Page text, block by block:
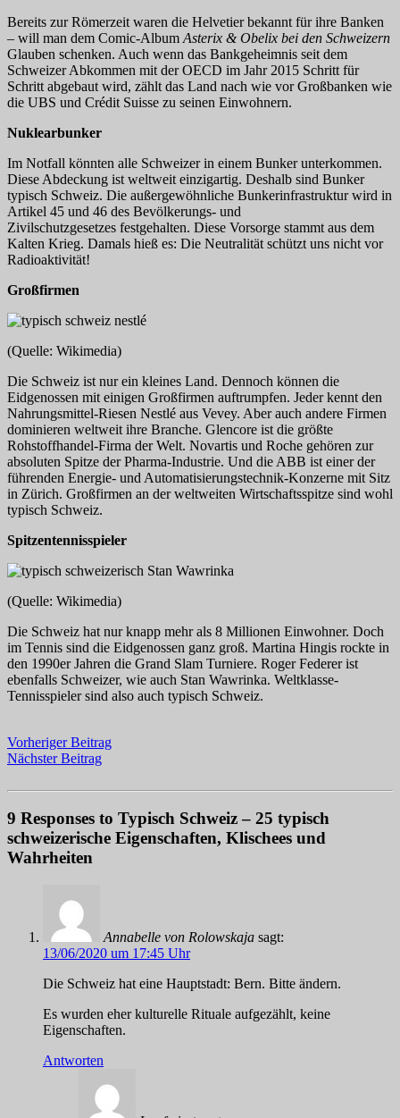
Bereits zur Römerzeit waren die Helvetier bekannt für ihre Banken
– will man dem Comic-AlbumAsterix & Obelix bei den Schweizern
Glauben schenken. Auch wenn das Bankgeheimnis seit dem
Schweizer Abkommen mit der OECD im Jahr 2015 Schritt für
Schritt abgebaut wird, zählt das Land nach wie vor Großbanken wie
die UBS und Crédit Suisse zu seinen Einwohnern.
Nuklearbunker
Im Notfall könnten alle Schweizer in einem Bunker unterkommen.
Diese Abdeckung ist weltweit einzigartig. Deshalb sind Bunker
typisch Schweiz. Die außergewöhnliche Bunkerinfrastruktur wird in
Artikel 45 und 46 des Bevölkerungs- und
Zivilschutzgesetzes festgehalten. Diese Vorsorge stammt aus dem
Kalten Krieg. Damals hieß es: Die Neutralität schützt uns nicht vor
Radioaktivität!
Großfirmen
(Quelle: Wikimedia)
Die Schweiz ist nur ein kleines Land. Dennoch können die
Eidgenossen mit einigen Großfirmen auftrumpfen. Jeder kennt den
Nahrungsmittel-Riesen Nestlé aus Vevey. Aber auch andere Firmen
dominieren weltweit ihre Branche. Glencore ist die größte
Rohstoffhandel-Firma der Welt. Novartis und Roche gehören zur
absoluten Spitze der Pharma-Industrie. Und die ABB ist einer der
führenden Energie- und Automatisierungstechnik-Konzerne mit Sitz
in Zürich. Großfirmen an der weltweiten Wirtschaftsspitze sind wohl
typisch Schweiz.
Spitzentennisspieler
(Quelle: Wikimedia)
Die Schweiz hat nur knapp mehr als 8 Millionen Einwohner. Doch
im Tennis sind die Eidgenossen ganz groß. Martina Hingis rockte in
den 1990er Jahren die Grand Slam Turniere. Roger Federer ist
ebenfalls Schweizer, wie auch Stan Wawrinka. Weltklasse-
Tennisspieler sind also auch typisch Schweiz.
Vorheriger Beitrag
Nächster Beitrag
9 Responses to Typisch Schweiz – 25 typisch
schweizerische Eigenschaften, Klischees und
Wahrheiten
Annabelle von Rolowskaja sagt:
13/06/2020 um 17:45 Uhr
Die Schweiz hat eine Hauptstadt: Bern. Bitte ändern.
Es wurden eher kulturelle Rituale aufgezählt, keine
Eigenschaften.
Antworten